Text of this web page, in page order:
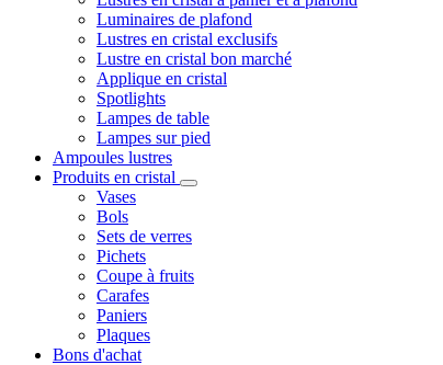
Luminaires de plafond
Lustres en cristal exclusifs
Lustre en cristal bon marché
Applique en cristal
Spotlights
Lampes de table
Lampes sur pied
Ampoules lustres
Produits en cristal
Vases
Bols
Sets de verres
Pichets
Coupe à fruits
Carafes
Paniers
Plaques
Bons d'achat